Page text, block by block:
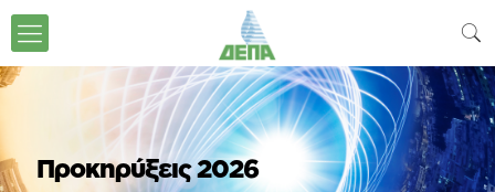
Προκηρύξεις 2026